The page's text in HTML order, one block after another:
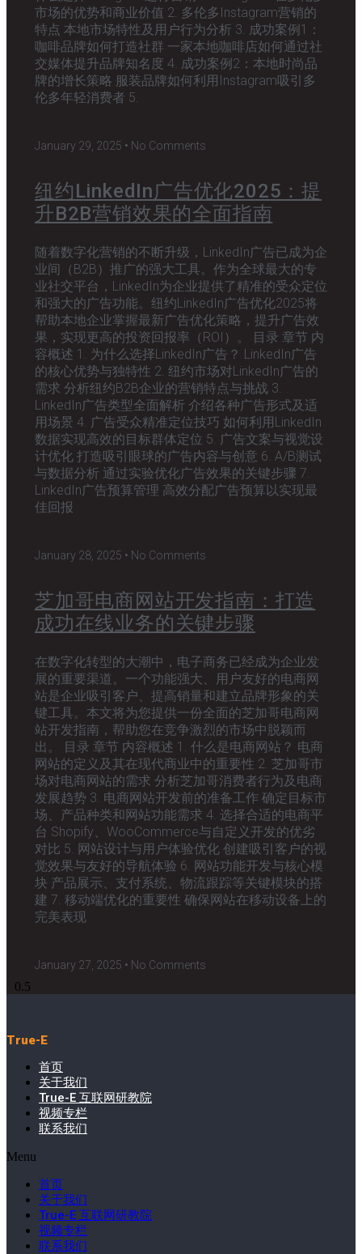
市场的优势和商业价值 2. 多伦多Instagram营销的
特点 本地市场特性及用户行为分析 3. 成功案例1：
咖啡品牌如何打造社群 一家本地咖啡店如何通过社
交媒体提升品牌知名度 4. 成功案例2：本地时尚品
牌的增长策略 服装品牌如何利用Instagram吸引多
伦多年轻消费者 5.
January 29, 2025 No Comments
纽约LinkedIn广告优化2025：提
升B2B营销效果的全面指南
随着数字化营销的不断升级，LinkedIn广告已成为企
业间（B2B）推广的强大工具。作为全球最大的专
业社交平台，LinkedIn为企业提供了精准的受众定位
和强大的广告功能。纽约LinkedIn广告优化2025将
帮助本地企业掌握最新广告优化策略，提升广告效
果，实现更高的投资回报率（ROI）。 目录 章节 内
容概述 1. 为什么选择LinkedIn广告？ LinkedIn广告
的核心优势与独特性 2. 纽约市场对LinkedIn广告的
需求 分析纽约B2B企业的营销特点与挑战 3.
LinkedIn广告类型全面解析 介绍各种广告形式及适
用场景 4. 广告受众精准定位技巧 如何利用LinkedIn
数据实现高效的目标群体定位 5. 广告文案与视觉设
计优化 打造吸引眼球的广告内容与创意 6. A/B测试
与数据分析 通过实验优化广告效果的关键步骤 7.
LinkedIn广告预算管理 高效分配广告预算以实现最
佳回报
January 28, 2025 No Comments
芝加哥电商网站开发指南：打造
成功在线业务的关键步骤
在数字化转型的大潮中，电子商务已经成为企业发
展的重要渠道。一个功能强大、用户友好的电商网
站是企业吸引客户、提高销量和建立品牌形象的关
键工具。本文将为您提供一份全面的芝加哥电商网
站开发指南，帮助您在竞争激烈的市场中脱颖而
出。 目录 章节 内容概述 1. 什么是电商网站？ 电商
网站的定义及其在现代商业中的重要性 2. 芝加哥市
场对电商网站的需求 分析芝加哥消费者行为及电商
发展趋势 3. 电商网站开发前的准备工作 确定目标市
场、产品种类和网站功能需求 4. 选择合适的电商平
台 Shopify、WooCommerce与自定义开发的优劣
对比 5. 网站设计与用户体验优化 创建吸引客户的视
觉效果与友好的导航体验 6. 网站功能开发与核心模
块 产品展示、支付系统、物流跟踪等关键模块的搭
建 7. 移动端优化的重要性 确保网站在移动设备上的
完美表现
January 27, 2025 No Comments
True-E
首页
关于我们
True-E 互联网研教院
视频专栏
联系我们
Menu
首页
关于我们
True-E 互联网研教院
视频专栏
联系我们